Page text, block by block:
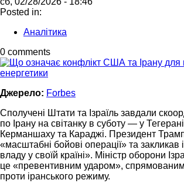
Posted in:
Аналітика
0 comments
Джерело: Forbes
Сполучені Штати та Ізраїль завдали
по Ірану на світанку в суботу — у
Керманшаху та Караджі. Президент
«масштабні бойові операції» та закликав
владу у своїй країні». Міністр оборони
це «превентивним ударом»,
проти іранського режиму.